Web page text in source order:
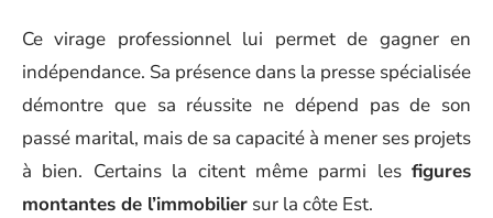
Ce virage professionnel lui permet de gagner en
indépendance. Sa présence dans la presse spécialisée
démontre que sa réussite ne dépend pas de son
passé marital, mais de sa capacité à mener ses projets
à bien. Certains la citent même parmi les figures
montantes de l’immobilier sur la côte Est.